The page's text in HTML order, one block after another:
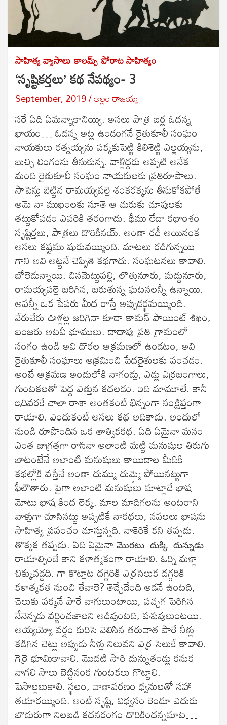
సాహిత్య వ్యాసాలుకాలమ్స్పోరాట సాహిత్యం
‘సృష్టికర్తలు’ కథ నేపథ్యం- 3
September, 2019 అల్లం రాజ‌య్య‌
సరే ఏది ఏమన్నాకానియ్యి. అసలు పాత్ర బర్ల ఓదన్న
ఖాయం… ఓదన్న అట్ల ఉండంగనే రైతుకూలీ సంఘం
నాయకులు రత్నయ్యను పక్కకుపెట్టి కిలిశెట్టి ఎల్లయ్యను,
బుచ్చి లింగంను తీసుకున్న. వాళ్లిద్దరు అప్పటి అనేక
మంది రైతుకూలీ సంఘం నాయకులకు ప్రతిరూపాలు.
సాపెన్లు బెట్టిన రామయ్యపల్లె శంకరక్కను తీసుకోకపోతే
ఆమె నా ముఖంలకు సూత్తె ఆ చురుకు చూపులకు
తట్టుకోవడం ఎవరికి తరంగాదు. థీము లేదా కథాంశం
సృష్టిర్తలు, పాత్రలు దొరికినయ్. అంతా రడీ అయినంక
అసలు కష్టము షురువయ్యింది. మాటలు రడిగున్నయి
గాని అవి అట్టనే చెప్పితె కథగాదు. సంఘటనలు కావాలి.
బోలెడున్నాయి. చినమెట్టుపల్లి, లొత్తునూరు, మద్దునూరు,
రామయ్యపల్లె జరిగిన, జరుతున్న ఘటనలన్నీ ఉన్నాయి.
అవన్నీ ఒక పేపరు మీద రాస్తే అప్పుడర్థమయ్యింది.
వేరువేరు ఊళ్లల్ల జరిగినా కూడా కామన్ పాయింట్ శిఖం,
బంజరు అటవీ భూములు. దాదాపు ప్రతి గ్రామంలో
సంగం ఉండి అవి దొరల ఆక్రమణలో ఉండటం, అవి
రైతుకూలీ సంఘాలు ఆక్రమించి పేదరైతులకు పంచడం.
అంటే ఆక్రమణ అందులోకి నాగండ్లు, ఎడ్లు ఎర్రజంగాలు,
గుంటకలతో పెద్ద ఎత్తున కదలడం. ఇది మామూలే. కానీ
ఇదివరకే చాలా రాశా అంతకంటే భిన్నంగా సంక్షిప్తంగా
రాయాలి. ఎందుకంటే అసలు కథ అదికాదు. అందులో
నుండి రూపొందిన ఒక తాత్వికకథ. ఏది ఏమైనా మనం
ఎంత జాగ్రత్తగా రాసినా అలాంటి మట్టి మనుషుల తిరుగు
బాటంటేనే అలాంటి మనుషులు కాయిదాల మీదికి
కథల్లోకి వస్తేనే అంతా దుమ్ము దుమ్మై పోయినట్టుగా
ఫీలౌతారు. పైగా అలాంటి మనుషులు మాట్లాడే భాష
మోటు భాష కింద లెక్క. మాల మాదిగలను అంటరాని
వాళ్లుగా చూసినట్టు అప్పటికే నాకథలు, నవలలు భాషను
సాహిత్య ప్రపంచం చూస్తున్నది. నాకెరికే కని తప్పదు.
తొక్కక తప్పదు. ఏది ఏమైనా మొరటు దుక్కి దున్నుడు
రాయాల్పిందే కాని కళాత్మకంగా రాయాలి. ఓర్ని మళ్లా
చిక్కువడ్డది. గా కొట్లాట దగ్గెరికి ఎర్రసెలుక దగ్గరికి
కళాత్మకత నుంచి తేవాలె? తెచ్చేదేంది ఆడనే ఉంటది,
చెలుకు పక్కనే పారే వాగులుంటాయి, పచ్చగ పెరిగిన
నేనెన్నడు వర్ణించజాలని అడివుంటది, పశువులుంటయి.
అయ్యయ్యో వర్షం కురిసె వెలిసిన తరువాత పారే నీళ్లు
కడిగిన చెట్లు అప్పుడు నీళ్లు నిలువని ఎర్ర సెలుకే కావాలి.
గెర్రె భూమికావాలి. మొదటి సారి దున్నుతండ్లు కనుక
నాగలి సాలు బెట్టినంక గుంటకలు గొట్టాలి.
పెసాల్లలుకాలి. స్థలం, వాతావరణం ధ్వనులతో సహా
తయారయ్యింది. అంటే సృష్టి, విధ్వసం రెండూ ఎదురు
బొదురుగా నిలబడి కదనరంగం దొరికిందన్నమాట…